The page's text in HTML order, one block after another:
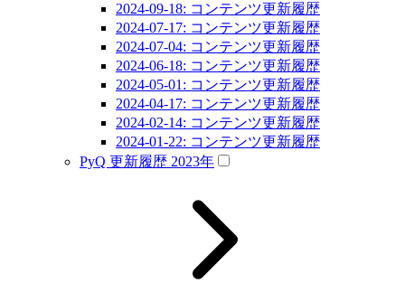
2024-09-18: コンテンツ更新履歴
2024-07-17: コンテンツ更新履歴
2024-07-04: コンテンツ更新履歴
2024-06-18: コンテンツ更新履歴
2024-05-01: コンテンツ更新履歴
2024-04-17: コンテンツ更新履歴
2024-02-14: コンテンツ更新履歴
2024-01-22: コンテンツ更新履歴
PyQ 更新履歴 2023年